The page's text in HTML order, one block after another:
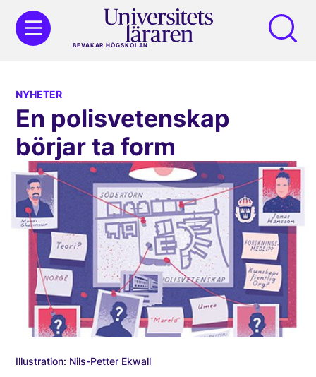
BEVAKAR HÖGSKOLAN
NYHETER
En polisvetenskap
börjar ta form
Illustration: Nils-Petter Ekwall